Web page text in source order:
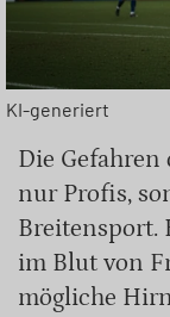
KI-generiert
Die
nur Profis,
Breitensport.
im Blut von
mögliche